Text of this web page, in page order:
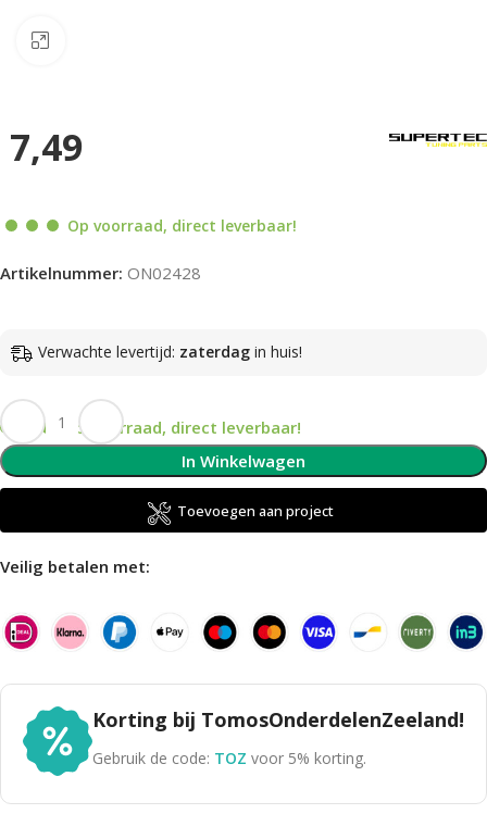
7,49
Op voorraad, direct leverbaar!
Artikelnummer: ON02428
Verwachte levertijd: zaterdag in huis!
Op voorraad, direct leverbaar!
In Winkelwagen
Toevoegen aan project
Veilig betalen met:
Korting bij TomosOnderdelenZeeland!
Gebruik de code: TOZ voor 5% korting.